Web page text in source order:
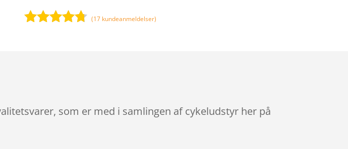
mmelser
(17 kundeanmeldelser)
som er med i samlingen af cykeludstyr her på